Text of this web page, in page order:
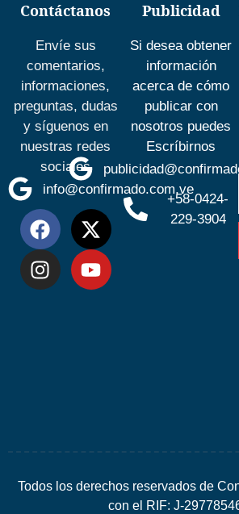
Contáctanos
Envíe sus
comentarios,
informaciones,
preguntas, dudas
y síguenos en
nuestras redes
sociales
info@confirmado.com.ve
Publicidad
Si desea obtener
información
acerca de cómo
publicar con
nosotros puedes
Escríbirnos
+58-0424-
229-3904
Todos los derechos reservados de
con el RIF: J-